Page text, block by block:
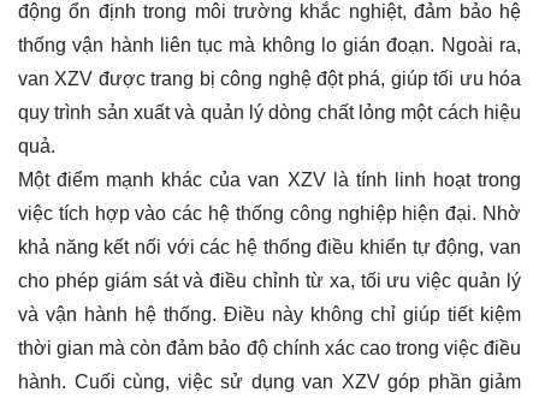
động ổn định trong môi trường khắc nghiệt, đảm bảo hệ
thống vận hành liên tục mà không lo gián đoạn. Ngoài ra,
van XZV được trang bị công nghệ đột phá, giúp tối ưu hóa
quy trình sản xuất và quản lý dòng chất lỏng một cách hiệu
quả.
Một điểm mạnh khác của van XZV là tính linh hoạt trong
việc tích hợp vào các hệ thống công nghiệp hiện đại. Nhờ
khả năng kết nối với các hệ thống điều khiển tự động, van
cho phép giám sát và điều chỉnh từ xa, tối ưu việc quản lý
và vận hành hệ thống. Điều này không chỉ giúp tiết kiệm
thời gian mà còn đảm bảo độ chính xác cao trong việc điều
hành. Cuối cùng, việc sử dụng van XZV góp phần giảm